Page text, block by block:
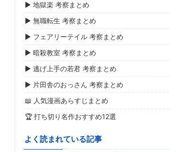
▶ 地獄楽 考察まとめ
▶ 無職転生 考察まとめ
▶ フェアリーテイル 考察まとめ
▶ 暗殺教室 考察まとめ
▶ 逃げ上手の若君 考察まとめ
▶ 片田舎のおっさん 考察まとめ
📖 人気漫画あらすじまとめ
🏆 打ち切り名作おすすめ12選
よく読まれている記事